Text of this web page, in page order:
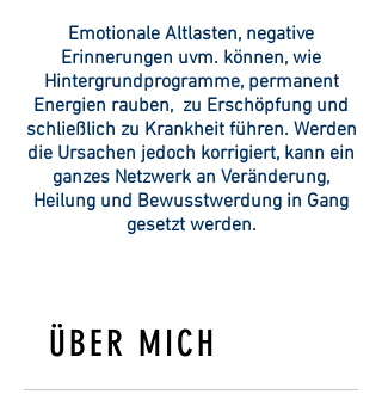
Emotionale Altlasten, negative
Erinnerungen uvm. können, wie
Hintergrundprogramme, permanent
Energien rauben, zu Erschöpfung und
schließlich zu Krankheit führen. Werden
die Ursachen jedoch korrigiert, kann ein
ganzes Netzwerk an Veränderung,
Heilung und Bewusstwerdung in Gang
gesetzt werden.
ÜBER MICH